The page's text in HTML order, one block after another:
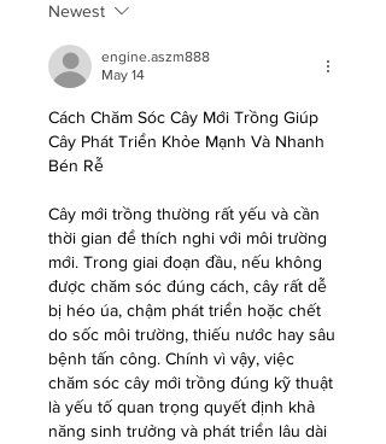
Newest
engine.aszm888
May 14
Cách Chăm Sóc Cây Mới Trồng Giúp
Cây Phát Triển Khỏe Mạnh Và Nhanh
Bén Rễ
Cây mới trồng thường rất yếu và cần
thời gian để thích nghi với môi trường
mới. Trong giai đoạn đầu, nếu không
được chăm sóc đúng cách, cây rất dễ
bị héo úa, chậm phát triển hoặc chết
do sốc môi trường, thiếu nước hay sâu
bệnh tấn công. Chính vì vậy, việc
chăm sóc cây mới trồng đúng kỹ thuật
là yếu tố quan trọng quyết định khả
năng sinh trưởng và phát triển lâu dài